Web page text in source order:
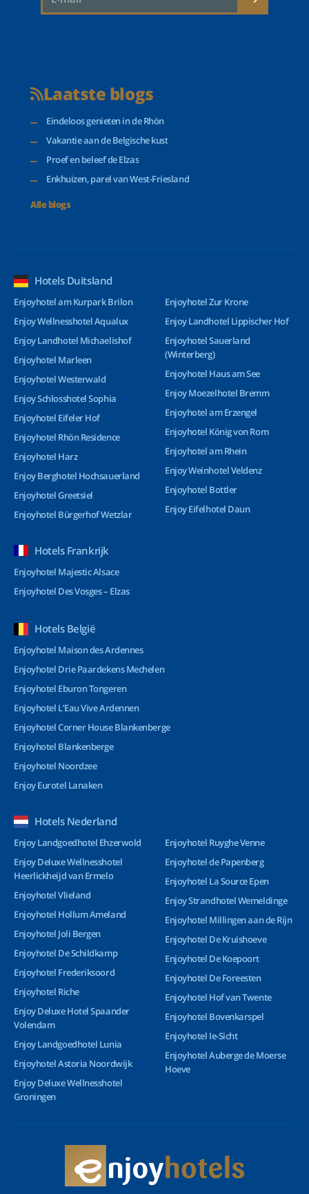
Laatste blogs
Eindeloos genieten in de Rhön
Vakantie aan de Belgische kust
Proef en beleef de Elzas
Enkhuizen, parel van West-Friesland
Alle blogs
Hotels Duitsland
Enjoyhotel am Kurpark Brilon
Enjoy Wellnesshotel Aqualux
Enjoy Landhotel Michaelishof
Enjoyhotel Marleen
Enjoyhotel Westerwald
Enjoy Schlosshotel Sophia
Enjoyhotel Eifeler Hof
Enjoyhotel Rhön Residence
Enjoyhotel Harz
Enjoy Berghotel Hochsauerland
Enjoyhotel Greetsiel
Enjoyhotel Bürgerhof Wetzlar
Enjoyhotel Zur Krone
Enjoy Landhotel Lippischer Hof
Enjoyhotel Sauerland
(Winterberg)
Enjoyhotel Haus am See
Enjoy Moezelhotel Bremm
Enjoyhotel am Erzengel
Enjoyhotel König von Rom
Enjoyhotel am Rhein
Enjoy Weinhotel Veldenz
Enjoyhotel Bottler
Enjoy Eifelhotel Daun
Hotels Frankrijk
Enjoyhotel Majestic Alsace
Enjoyhotel Des Vosges – Elzas
Hotels België
Enjoyhotel Maison des Ardennes
Enjoyhotel Drie Paardekens Mechelen
Enjoyhotel Eburon Tongeren
Enjoyhotel L’Eau Vive Ardennen
Enjoyhotel Corner House Blankenberge
Enjoyhotel Blankenberge
Enjoyhotel Noordzee
Enjoy Eurotel Lanaken
Hotels Nederland
Enjoy Landgoedhotel Ehzerwold
Enjoy Deluxe Wellnesshotel
Heerlickheijd van Ermelo
Enjoyhotel Vlieland
Enjoyhotel Hollum Ameland
Enjoyhotel Joli Bergen
Enjoyhotel De Schildkamp
Enjoyhotel Frederiksoord
Enjoyhotel Riche
Enjoy Deluxe Hotel Spaander
Volendam
Enjoy Landgoedhotel Lunia
Enjoyhotel Astoria Noordwijk
Enjoy Deluxe Wellnesshotel
Groningen
Enjoyhotel Ruyghe Venne
Enjoyhotel de Papenberg
Enjoyhotel La Source Epen
Enjoy Strandhotel Wemeldinge
Enjoyhotel Millingen aan de Rijn
Enjoyhotel De Kruishoeve
Enjoyhotel De Koepoort
Enjoyhotel De Foreesten
Enjoyhotel Hof van Twente
Enjoyhotel Bovenkarspel
Enjoyhotel Ie-Sicht
Enjoyhotel Auberge de Moerse
Hoeve